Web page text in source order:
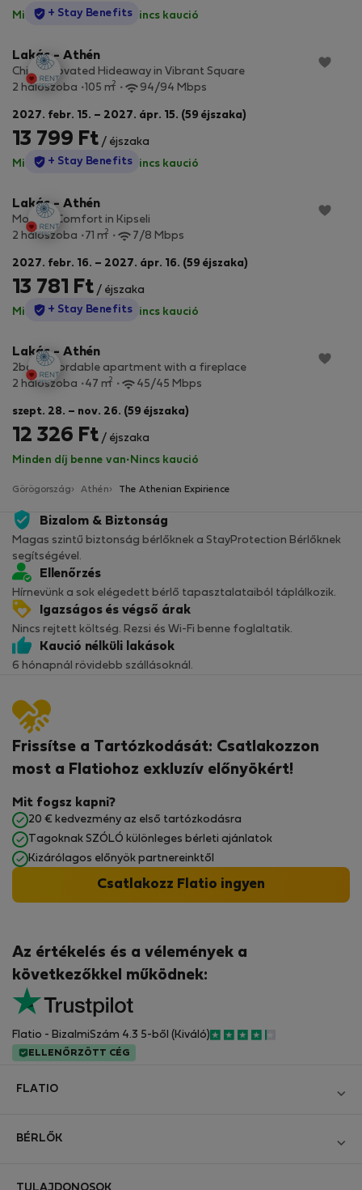
Minden díj benne van·Nincs kaució
StayProtection
+ Stay Benefits
Lakás - Athén
Chic Renovated Hideaway in Vibrant Square
2 hálószoba
105 m2 94/94 Mbps
2027. febr. 15. – 2027. ápr. 15. (59 éjszaka)
13 799 Ft / éjszaka
Minden díj benne van·Nincs kaució
StayProtection
+ Stay Benefits
Lakás - Athén
Modern Comfort in Kipseli
2 hálószoba
71 m2 7/8 Mbps
2027. febr. 16. – 2027. ápr. 16. (59 éjszaka)
13 781 Ft / éjszaka
Minden díj benne van·Nincs kaució
StayProtection
+ Stay Benefits
Lakás - Athén
2bdr affordable apartment with a fireplace
2 hálószoba
47 m2 45/45 Mbps
szept. 28. – nov. 26. (59 éjszaka)
12 326 Ft / éjszaka
Minden díj benne van· Nincs kaució
Görögország Athén The Athenian Expirience
Bizalom & Biztonság
Magas szintű biztonság bérlőknek a StayProtection Bérlőknek
segítségével.
Ellenőrzés
Hírnevünk a sok elégedett bérlő tapasztalataiból táplálkozik.
Igazságos és végső árak
Nincs rejtett költség. Rezsi és Wi-Fi benne foglaltatik.
Kaució nélküli lakások
6 hónapnál rövidebb szállásoknál.
Az értékelés és a vélemények a
következőkkel működnek:
Flatio - BizalmiSzám 4.3 5-ből (Kiváló)
ELLENŐRZÖTT CÉG
Frissítse a Tartózkodását: Csatlakozzon
most a Flatiohoz exkluzív előnyökért!
Mit fogsz kapni?
20 € kedvezmény az első tartózkodásra
Tagoknak SZÓLÓ különleges bérleti ajánlatok
Kizárólagos előnyök partnereinktől
Csatlakozz Flatio ingyen
FLATIO
Csatlakozzon a Digitális Nomád Tesztelő Klubhoz
BÉRLŐK